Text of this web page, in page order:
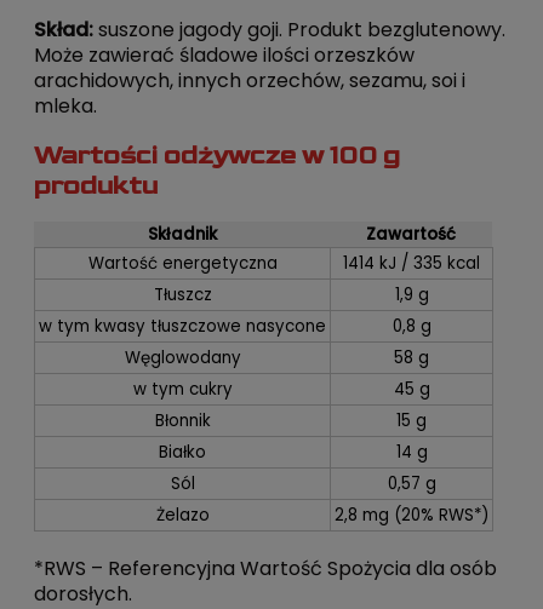
Skład:suszone jagody goji. Produkt bezglutenowy.
Może zawierać śladowe ilości orzeszków
arachidowych, innych orzechów, sezamu, soi i
mleka.
Wartości odżywcze w 100 g
produktu
Składnik
Zawartość
Wartość energetyczna
1414 kJ / 335 kcal
Tłuszcz
1,9 g
w tym kwasy tłuszczowe nasycone
0,8 g
Węglowodany
58 g
w tym cukry
45 g
Błonnik
15 g
Białko
14 g
Sól
0,57 g
Żelazo
2,8 mg (20% RWS*)
*RWS – Referencyjna Wartość Spożycia dla osób
dorosłych.